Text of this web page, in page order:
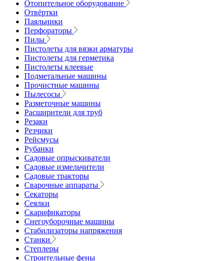
Отопительное оборудование
Отвёртки
Паяльники
Перфораторы
Пилы
Пистолеты для вязки арматуры
Пистолеты для герметика
Пистолеты клеевые
Подметальные машины
Прочистные машины
Пылесосы
Разметочные машины
Расширители для труб
Резаки
Резчики
Рейсмусы
Рубанки
Садовые опрыскиватели
Садовые измельчители
Садовые тракторы
Сварочные аппараты
Секаторы
Сеялки
Скарификаторы
Снегоуборочные машины
Стабилизаторы напряжения
Станки
Степлеры
Строительные фены